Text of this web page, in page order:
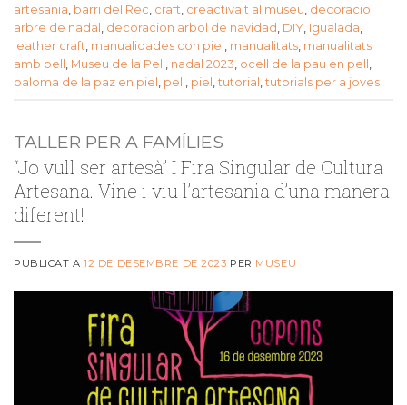
artesania, barri del Rec, craft, creactiva't al museu, decoracio
arbre de nadal , decoracion arbol de navidad , DIY, Igualada,
leather craft, manualidades con piel , manualitats, manualitats
amb pell , Museu de la Pell , nadal 2023, ocell de la pau en pell ,
paloma de la paz en piel , pell , piel , tutorial , tutorials per a joves
TALLER PER A FAMÍLIES
“Jo vull ser artesà” I Fira Singular de Cultura
Artesana. Vine i viu l’artesania d’una manera
diferent!
PUBLICAT A12 DE DESEMBRE DE 2023 PER MUSEU